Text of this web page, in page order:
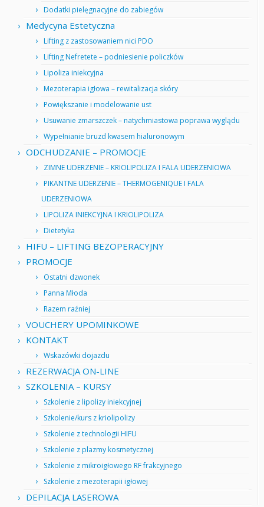
Dodatki pielęgnacyjne do zabiegów
Medycyna Estetyczna
Lifting z zastosowaniem nici PDO
Lifting Nefretete – podniesienie policzków
Lipoliza iniekcyjna
Mezoterapia igłowa – rewitalizacja skóry
Powiększanie i modelowanie ust
Usuwanie zmarszczek – natychmiastowa poprawa wyglądu
Wypełnianie bruzd kwasem hialuronowym
ODCHUDZANIE – PROMOCJE
ZIMNE UDERZENIE – KRIOLIPOLIZA I FALA UDERZENIOWA
PIKANTNE UDERZENIE – THERMOGENIQUE I FALA
UDERZENIOWA
LIPOLIZA INIEKCYJNA I KRIOLIPOLIZA
Dietetyka
HIFU – LIFTING BEZOPERACYJNY
PROMOCJE
Ostatni dzwonek
Panna Młoda
Razem raźniej
VOUCHERY UPOMINKOWE
KONTAKT
Wskazówki dojazdu
REZERWACJA ON-LINE
SZKOLENIA – KURSY
Szkolenie z lipolizy iniekcyjnej
Szkolenie/kurs z kriolipolizy
Szkolenie z technologii HIFU
Szkolenie z plazmy kosmetycznej
Szkolenie z mikroigłowego RF frakcyjnego
Szkolenie z mezoterapii igłowej
DEPILACJA LASEROWA